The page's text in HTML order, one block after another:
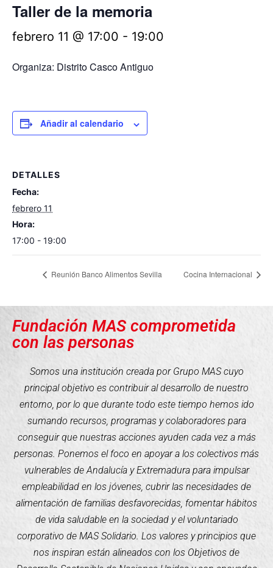
Taller de la memoria
febrero 11 @ 17:00 - 19:00
Organiza: Distrito Casco Antiguo
Añadir al calendario
DETALLES
Fecha:
febrero 11
Hora:
17:00 - 19:00
Reunión Banco Alimentos Sevilla Cocina Internacional
Fundación MAS comprometida
con las personas
Somos una institución creada por Grupo MAS cuyo
principal objetivo es contribuir al desarrollo de nuestro
entorno, por lo que durante todo este tiempo hemos ido
sumando recursos, programas y colaboradores para
conseguir que nuestras acciones ayuden cada vez a más
personas. Ponemos el foco en apoyar a los colectivos más
vulnerables de Andalucía y Extremadura para impulsar
empleabilidad en los jóvenes, cubrir las necesidades de
alimentación de familias desfavorecidas, fomentar hábitos
de vida saludable en la sociedad y el voluntariado
corporativo de MAS Solidario. Los valores y principios que
nos inspiran están alineados con los Objetivos de